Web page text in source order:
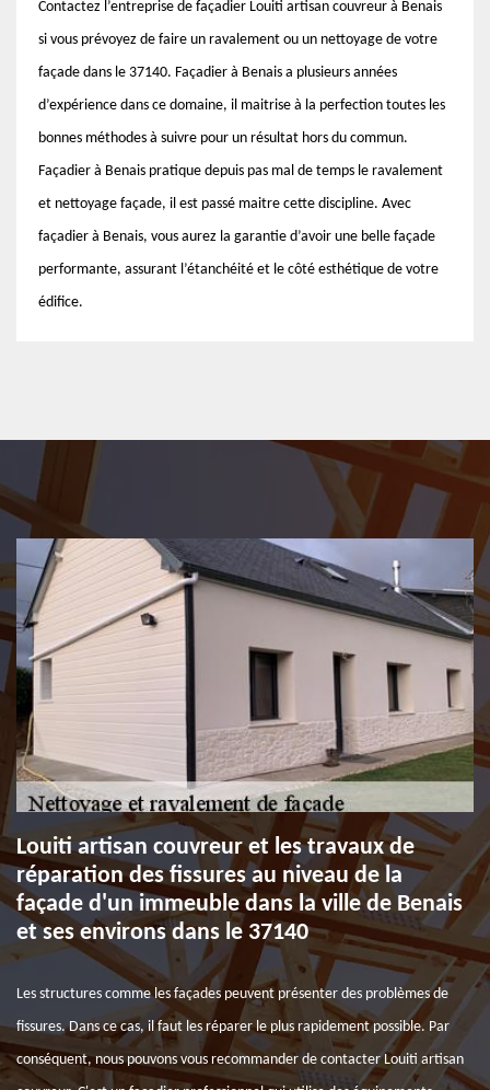
Contactez l’entreprise de façadier Louiti artisan couvreur à Benais
si vous prévoyez de faire un ravalement ou un nettoyage de votre
façade dans le 37140. Façadier à Benais a plusieurs années
d’expérience dans ce domaine, il maitrise à la perfection toutes les
bonnes méthodes à suivre pour un résultat hors du commun.
Façadier à Benais pratique depuis pas mal de temps le ravalement
et nettoyage façade, il est passé maitre cette discipline. Avec
façadier à Benais, vous aurez la garantie d’avoir une belle façade
performante, assurant l’étanchéité et le côté esthétique de votre
édifice.
Louiti artisan couvreur et les travaux de
réparation des fissures au niveau de la
façade d'un immeuble dans la ville de Benais
et ses environs dans le 37140
Les structures comme les façades peuvent présenter des problèmes de
fissures. Dans ce cas, il faut les réparer le plus rapidement possible. Par
conséquent, nous pouvons vous recommander de contacter Louiti artisan